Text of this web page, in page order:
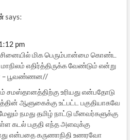
says:
pm
மிக பெரும்பான்மை கொண்ட
எதிர்த்திருக்க வேண்டும் என்று
– பூவண்ணன//
சமஸ்தானத்திற்கு உரியது என்பதோடு
ஆளுகைக்கு உட்பட்ட பகுதியாகவே
நமது தமிழ் நாட்டு மீனவர்களுக்கு
கடல் பகுதி எந்த அளவுக்கு
என்பதை கருணாநிதி உணரவோ